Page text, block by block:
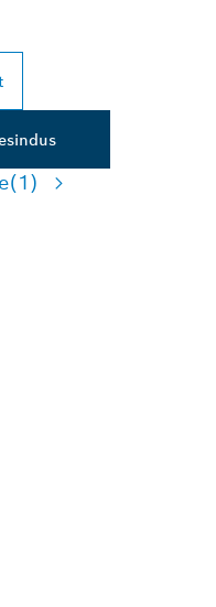
(1)